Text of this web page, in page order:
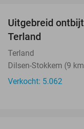
Uitgebreid
Terland
Terland
Dilsen-Stokkem (9
Verkocht: 5.062